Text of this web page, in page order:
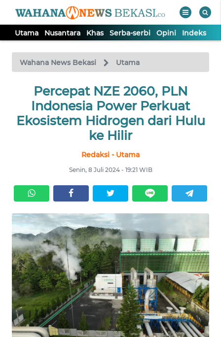
Utama Nusantara Khas Serba-serbi Opini Indeks
Wahana News Bekasi Utama
Percepat NZE 2060, PLN
Indonesia Power Perkuat
Ekosistem Hidrogen dari Hulu
ke Hilir
Redaksi - Utama
Senin, 8 Juli 2024 - 19:21 WIB
TV
Tutup
UTAMA
NUSANTARA
SERBI
OPINI
Informasi
INDEKS
BERITA
KONTAK
KAMI
INFO